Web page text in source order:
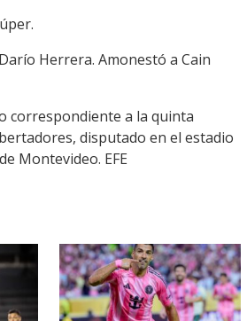
Herrera. Amonestó a Cain
correspondiente a la quinta
disputado en el estadio
Montevideo. EFE